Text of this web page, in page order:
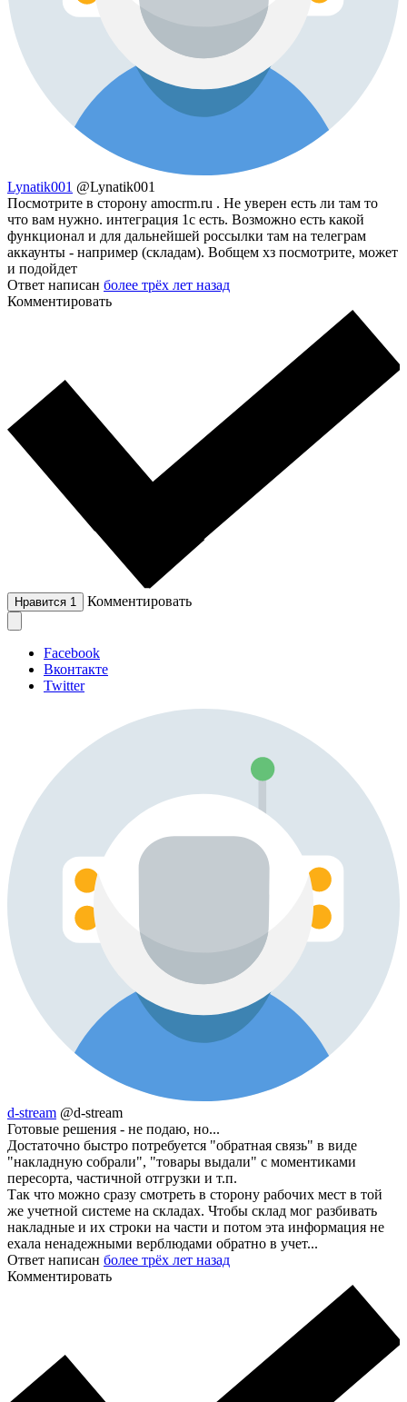
Lynatik001 @Lynatik001
Посмотрите в сторону amocrm.ru . Не уверен есть ли там то
что вам нужно. интеграция 1с есть. Возможно есть какой
функционал и для дальнейшей россылки там на телеграм
аккаунты - например (складам). Вобщем хз посмотрите, может
и подойдет
Ответ написан более трёх лет назад
Комментировать
Нравится 1 Комментировать
Facebook
Вконтакте
Twitter
d-stream @d-stream
Готовые решения - не подаю, но...
Достаточно быстро потребуется "обратная связь" в виде
"накладную собрали", "товары выдали" с моментиками
пересорта, частичной отгрузки и т.п.
Так что можно сразу смотреть в сторону рабочих мест в той
же учетной системе на складах. Чтобы склад мог разбивать
накладные и их строки на части и потом эта информация не
ехала ненадежными верблюдами обратно в учет...
Ответ написан более трёх лет назад
Комментировать